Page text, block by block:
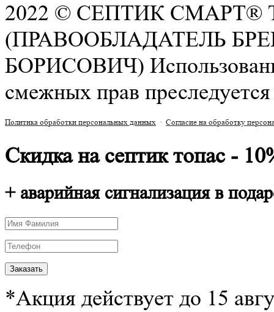
2022 © СЕПТИК
(ПРАВООБЛАДАТЕЛЬ
БОРИСОВИЧ)
смежных прав
Политика обработки персональных данных · Согласие на обработку
Скидка на септик топас -
+ аварийная сигнализация в
*Акция действует до 15